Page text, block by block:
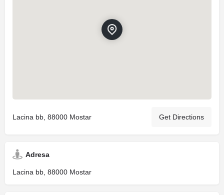
Lacina bb, 88000 Mostar Get Directions
Adresa
Lacina bb, 88000 Mostar